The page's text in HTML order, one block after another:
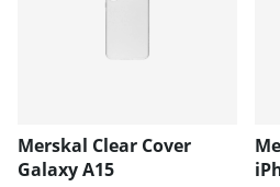
Merskal Clear Cover
Galaxy A15